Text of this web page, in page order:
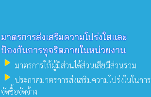
มาตรการส่งเสริมความโปร่งใสและ
ป้องกันการทุจริตภายในหน่วยงาน
play_arrow มาตรการให้ผู้มีส่วนได้ส่วนเสียมีส่วนร่วม
play_arrow ประกาศมาตรการส่งเสริมความโปร่งในในการ
จัดซื้อจัดจ้าง